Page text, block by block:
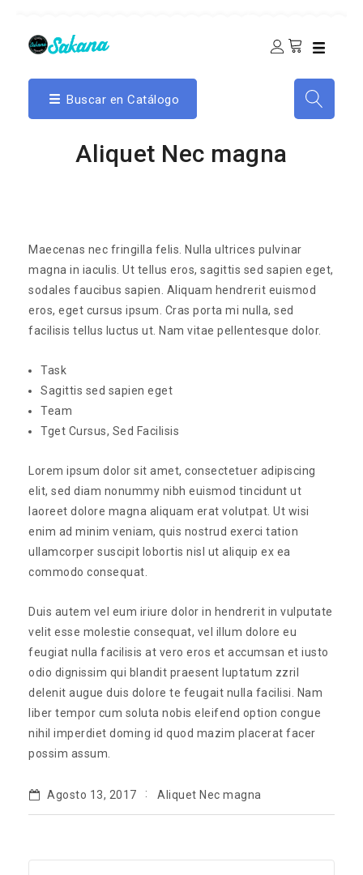
Buscar en Catálogo
Aliquet Nec magna
Maecenas nec fringilla felis. Nulla ultrices pulvinar
magna in iaculis. Ut tellus eros, sagittis sed sapien eget,
sodales faucibus sapien. Aliquam hendrerit euismod
eros, eget cursus ipsum. Cras porta mi nulla, sed
facilisis tellus luctus ut. Nam vitae pellentesque dolor.
Task
Sagittis sed sapien eget
Team
Tget Cursus, Sed Facilisis
Lorem ipsum dolor sit amet, consectetuer adipiscing
elit, sed diam nonummy nibh euismod tincidunt ut
laoreet dolore magna aliquam erat volutpat. Ut wisi
enim ad minim veniam, quis nostrud exerci tation
ullamcorper suscipit lobortis nisl ut aliquip ex ea
commodo consequat.
Duis autem vel eum iriure dolor in hendrerit in vulputate
velit esse molestie consequat, vel illum dolore eu
feugiat nulla facilisis at vero eros et accumsan et iusto
odio dignissim qui blandit praesent luptatum zzril
delenit augue duis dolore te feugait nulla facilisi. Nam
liber tempor cum soluta nobis eleifend option congue
nihil imperdiet doming id quod mazim placerat facer
possim assum.
Agosto 13, 2017 Aliquet Nec magna